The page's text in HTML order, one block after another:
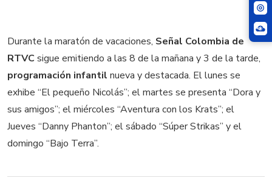
Durante la maratón de vacaciones, Señal Colombia de
RTVC sigue emitiendo a las 8 de la mañana y 3 de la tarde,
programación infantil nueva y destacada. El lunes se
exhibe “El pequeño Nicolás”; el martes se presenta “Dora y
sus amigos”; el miércoles “Aventura con los Krats”; el
Jueves “Danny Phanton”; el sábado “Súper Strikas” y el
domingo “Bajo Terra”.